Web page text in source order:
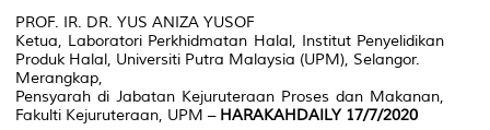
PROF. IR. DR. YUS ANIZA YUSOF
Ketua, Laboratori Perkhidmatan Halal, Institut Penyelidikan
Produk Halal, Universiti Putra Malaysia (UPM), Selangor.
Merangkap,
Pensyarah di Jabatan Kejuruteraan Proses dan Makanan,
Fakulti Kejuruteraan, UPM – HARAKAHDAILY 17/7/2020